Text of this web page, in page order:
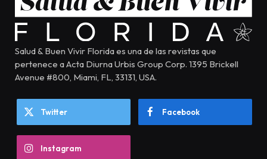
Salud & Buen Vivir Florida es una de las revistas que
pertenece a Acta Diurna Urbis Group Corp. 1395 Brickell
Avenue #800, Miami, FL, 33131, USA.
Twitter Facebook
Instagram